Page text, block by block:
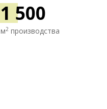
1 500
м2 производства